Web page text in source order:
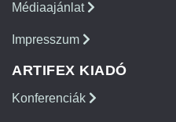
Médiaajánlat
Impresszum
ARTIFEX KIADÓ
Konferenciák